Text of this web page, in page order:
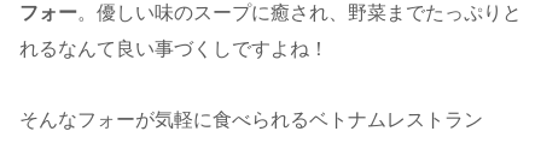
フォー。優しい味のスープに癒され、野菜までたっぷりと
れるなんて良い事づくしですよね！
そんなフォーが気軽に食べられるベトナムレストラン